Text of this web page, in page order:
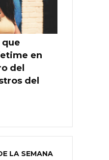
que
en
del
del
LA SEMANA